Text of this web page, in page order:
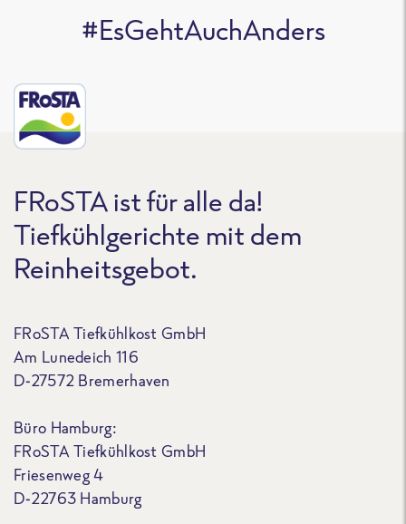
#EsGehtAuchAnders
FRoSTA ist für alle da!
Tiefkühlgerichte mit dem
Reinheitsgebot.
FRoSTA Tiefkühlkost GmbH
Am Lunedeich 116
D-27572 Bremerhaven
Büro Hamburg:
FRoSTA Tiefkühlkost GmbH
Friesenweg 4
D-22763 Hamburg